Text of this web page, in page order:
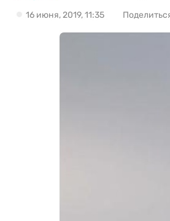
16 июня, 2019, 11:35